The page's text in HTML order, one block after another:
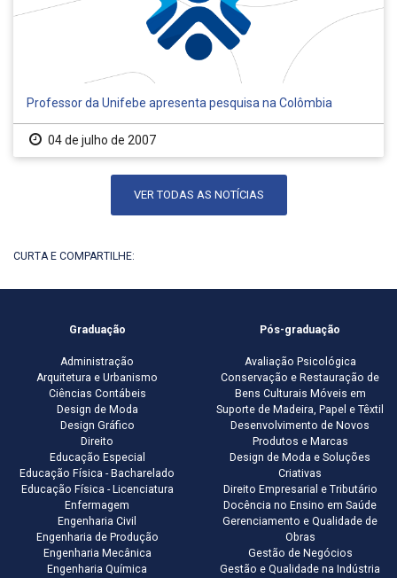
Professor da Unifebe apresenta pesquisa na Colômbia
04 de julho de 2007
VER TODAS AS NOTÍCIAS
CURTA E COMPARTILHE:
Graduação
Administração
Arquitetura e Urbanismo
Ciências Contábeis
Design de Moda
Design Gráfico
Direito
Educação Especial
Educação Física - Bacharelado
Educação Física - Licenciatura
Enfermagem
Engenharia Civil
Engenharia de Produção
Engenharia Mecânica
Engenharia Química
Pós-graduação
Avaliação Psicológica
Conservação e Restauração de
Bens Culturais Móveis em
Suporte de Madeira, Papel e Têxtil
Desenvolvimento de Novos
Produtos e Marcas
Design de Moda e Soluções
Criativas
Direito Empresarial e Tributário
Docência no Ensino em Saúde
Gerenciamento e Qualidade de
Obras
Gestão de Negócios
Gestão e Qualidade na Indústria